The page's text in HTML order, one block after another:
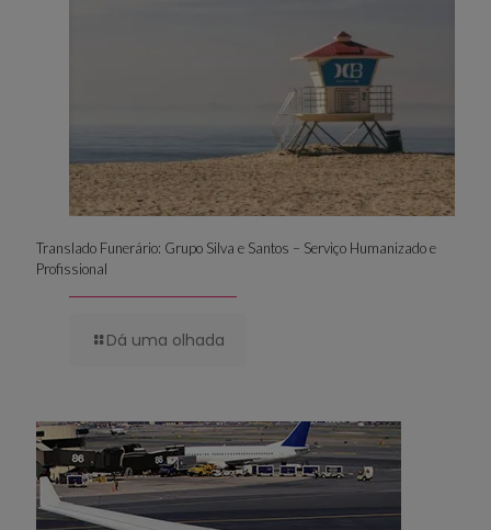
Translado Funerário: Grupo Silva e Santos – Serviço Humanizado e
Profissional
Dá uma olhada